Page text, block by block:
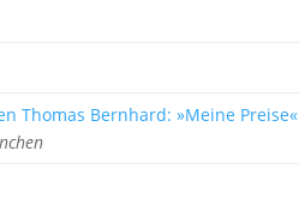
Thomas Bernhard: »Meine Preise«